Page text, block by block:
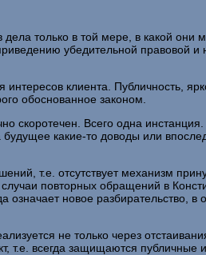
только в той мере, в какой они
убедительной правовой
клиента. Публичность,
обоснованное законом.
скоротечен. Всего одна
какие-то доводы или
т.е. отсутствует механизм
повторных обращений в
новое разбирательство,
не только через
т.е. всегда защищаются публичные